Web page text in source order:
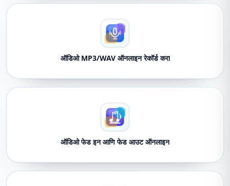
ऑडिओ MP3/WAV ऑनलाइन रेकॉर्ड करा
ऑडिओ फेड इन आणि फेड आउट ऑनलाइन